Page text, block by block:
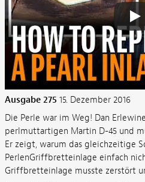
Ausgabe 275 15. Dezember 2016
Die Perle war im Weg! Dan
perlmuttartigen Martin D-45 und
Er zeigt, warum das gleichzeitige
PerlenGriffbretteinlage einfach
Griffbretteinlage musste zerstört